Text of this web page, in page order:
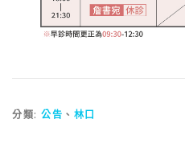
分類: 公告 、 林口